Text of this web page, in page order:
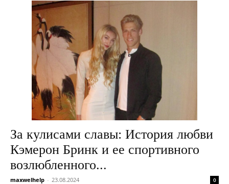
За кулисами славы: История любви
Кэмерон Бринк и ее спортивного
возлюбленного...
maxwelhelp - 23.08.2024 0